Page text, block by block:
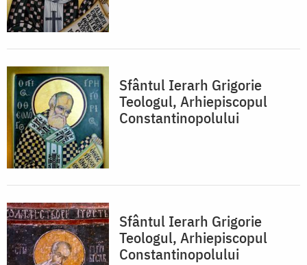
Sfântul Ierarh Grigorie
Teologul, Arhiepiscopul
Constantinopolului
Sfântul Ierarh Grigorie
Teologul, Arhiepiscopul
Constantinopolului